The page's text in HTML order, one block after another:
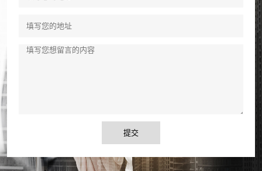
提交